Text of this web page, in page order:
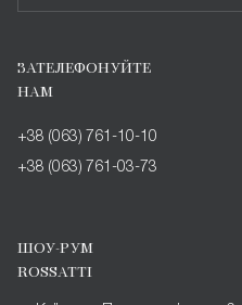
ЗАТЕЛЕФОНУЙТЕ
НАМ
+38 (063) 761-10-10
+38 (063) 761-03-73
ШОУ-РУМ
ROSSATTI